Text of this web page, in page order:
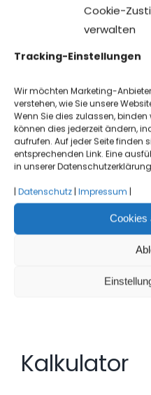
Cookie-
verwalten
Tracking-Einstellungen
Wir möchten Marketing-
verstehen, wie Sie unsere
Wenn Sie dies zulassen, binden
können dies jederzeit ändern,
aufrufen. Auf jeder Seite finden
entsprechenden Link. Eine
in unserer
| Datenschutz| Impressum |
Cookies
amazon
Verteilzentrum
Kalkulator